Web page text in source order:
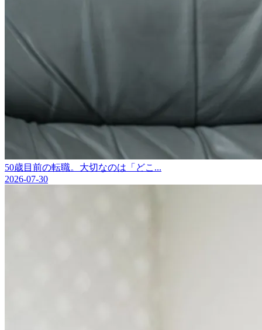
50歳目前の転職。大切なのは「どこ...
2026-07-30